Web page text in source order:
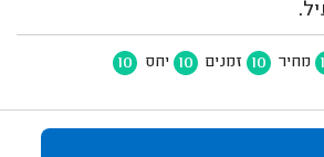
מחיר 10 זמנים 10 יחס 10